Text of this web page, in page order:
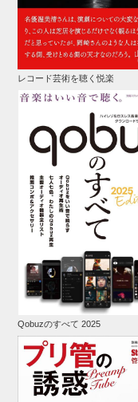
レコード芸術を聴く悦楽
Qobuzのすべて 2025